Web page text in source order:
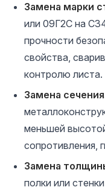
Замена марки
или 09Г2С на
прочности
свойства,
контролю листа.
Замена
меньшей
сопротивления,
Замена
полки или